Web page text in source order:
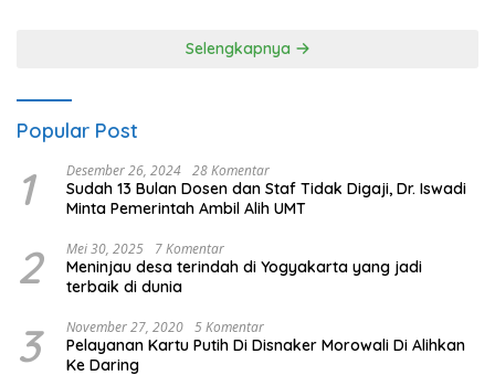
Selengkapnya
Popular Post
1 Desember 26, 2024 28 Komentar
Sudah 13 Bulan Dosen dan Staf Tidak Digaji, Dr. Iswadi
Minta Pemerintah Ambil Alih UMT
2 Mei 30, 2025 7 Komentar
Meninjau desa terindah di Yogyakarta yang jadi
terbaik di dunia
3 November 27, 2020 5 Komentar
Pelayanan Kartu Putih Di Disnaker Morowali Di Alihkan
Ke Daring